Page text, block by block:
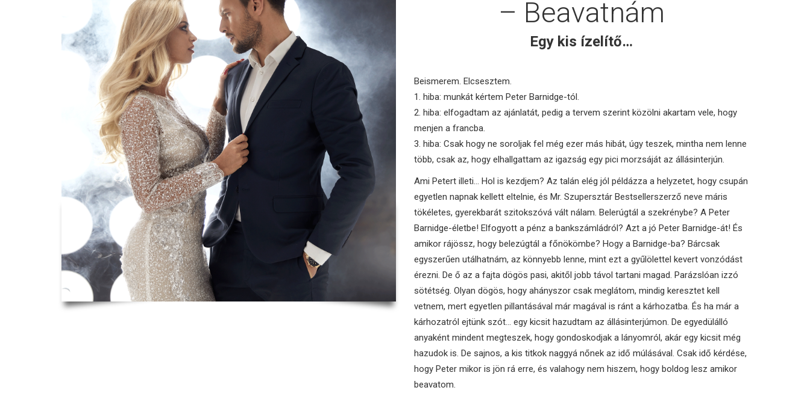
– Beavatnám
Egy kis ízelítő…
Beismerem. Elcsesztem.
1. hiba: munkát kértem Peter Barnidge-tól.
2. hiba: elfogadtam az ajánlatát, pedig a tervem szerint közölni akartam vele, hogy
menjen a francba.
3. hiba: Csak hogy ne soroljak fel még ezer más hibát, úgy teszek, mintha nem lenne
több, csak az, hogy elhallgattam az igazság egy pici morzsáját az állásinterjún.
Ami Petert illeti… Hol is kezdjem? Az talán elég jól példázza a helyzetet, hogy csupán
egyetlen napnak kellett eltelnie, és Mr. Szupersztár Bestsellerszerző neve máris
tökéletes, gyerekbarát szitokszóvá vált nálam. Belerúgtál a szekrénybe? A Peter
Barnidge-életbe! Elfogyott a pénz a bankszámládról? Azt a jó Peter Barnidge-át! És
amikor rájössz, hogy belezúgtál a főnökömbe? Hogy a Barnidge-ba? Bárcsak
egyszerűen utálhatnám, az könnyebb lenne, mint ezt a gyűlölettel kevert vonzódást
érezni. De ő az a fajta dögös pasi, akitől jobb távol tartani magad. Parázslóan izzó
sötétség. Olyan dögös, hogy ahányszor csak meglátom, mindig keresztet kell
vetnem, mert egyetlen pillantásával már magával is ránt a kárhozatba. És ha már a
kárhozatról ejtünk szót… egy kicsit hazudtam az állásinterjúmon. De egyedülálló
anyaként mindent megteszek, hogy gondoskodjak a lányomról, akár egy kicsit még
hazudok is. De sajnos, a kis titkok naggyá nőnek az idő múlásával. Csak idő kérdése,
hogy Peter mikor is jön rá erre, és valahogy nem hiszem, hogy boldog lesz amikor
beavatom.